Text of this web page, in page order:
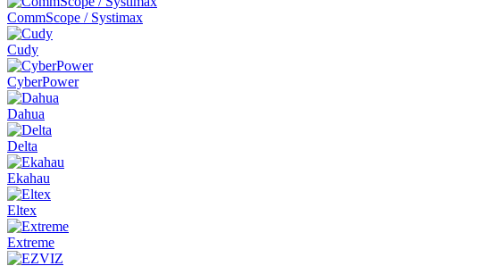
CommScope / Systimax
Cudy
CyberPower
Dahua
Delta
Ekahau
Eltex
Extreme